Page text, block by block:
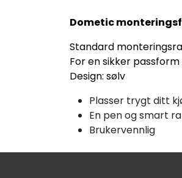
Dometic
Standard
For en sikker
Design: sølv
Plasser trygt ditt
En pen og smart
Brukervennlig